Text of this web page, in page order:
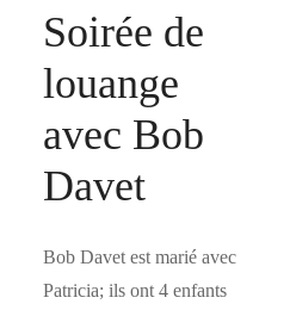
Soirée de
louange
avec Bob
Davet
Bob Davet est marié avec
Patricia; ils ont 4 enfants